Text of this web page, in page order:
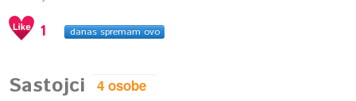
1 danas spremam ovo
Sastojci